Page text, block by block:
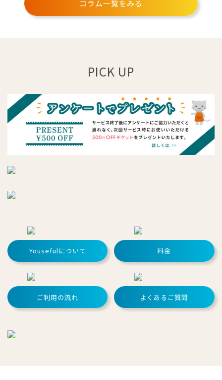
コラム一覧をみる
PICK UP
Yousefulについて 料金
ご利用の流れ よくあるご質問